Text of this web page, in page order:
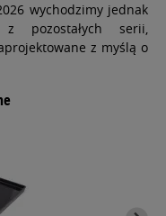
wychodzimy jednak
pozostałych serii,
z myślą o